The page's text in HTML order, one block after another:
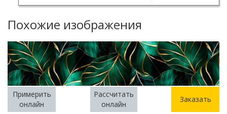
Похожие изображения
Примерить
онлайн
Рассчитать
онлайн
Заказать